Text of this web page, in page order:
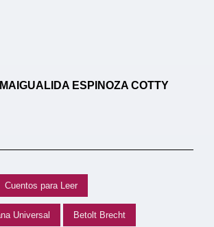
ESPINOZA COTTY
Cuentos para Leer
Universal Betolt Brecht